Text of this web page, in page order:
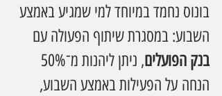
בונוס נחמד במיוחד למי שמגיע באמצע
השבוע: במסגרת שיתוף הפעולה עם
בנק הפועלים
הנחה על הפעילות באמצע השבוע,